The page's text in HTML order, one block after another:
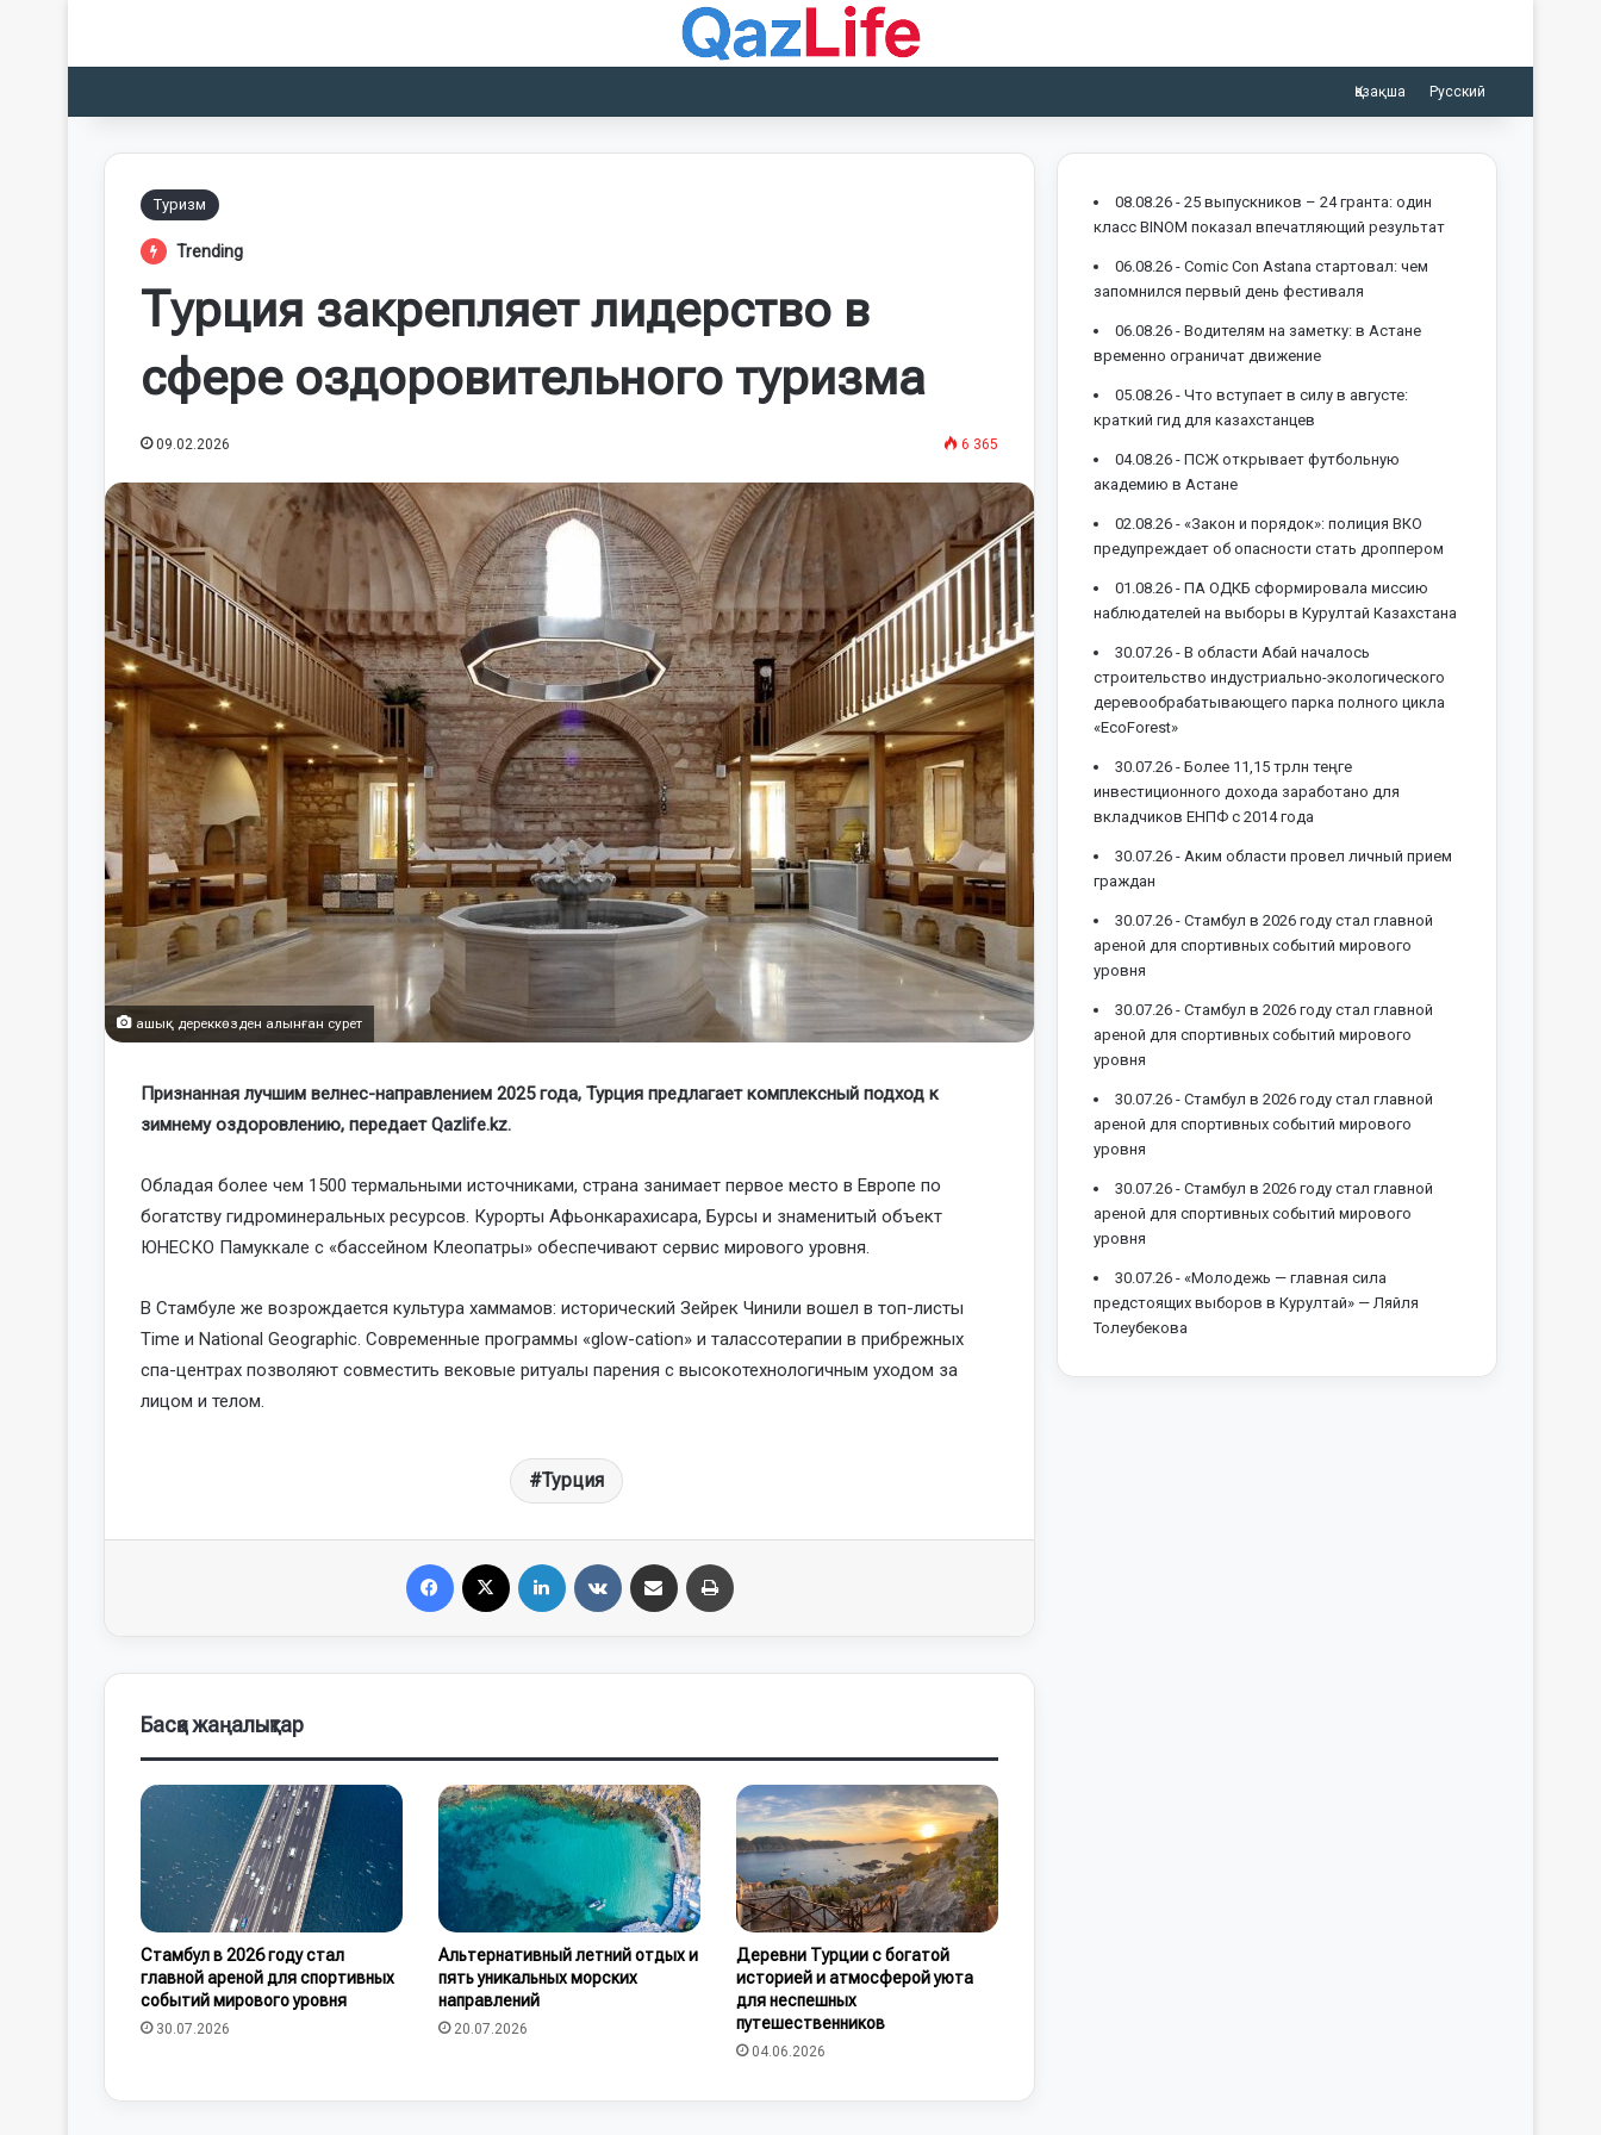
Қазақша Русский
Туризм
Trending
Турция закрепляет лидерство в
сфере оздоровительного туризма
09.02.2026 6 365
ашық дереккөзден алынған сурет
Признанная лучшим велнес-направлением 2025 года, Турция предлагает комплексный подход к
зимнему оздоровлению, передаетQazlife.kz.
Обладая более чем 1500 термальными источниками, страна занимает первое место в Европе по
богатству гидроминеральных ресурсов. Курорты Афьонкарахисара, Бурсы и знаменитый объект
ЮНЕСКО Памуккале с «бассейном Клеопатры» обеспечивают сервис мирового уровня.
В Стамбуле же возрождается культура хаммамов: исторический Зейрек Чинили вошел в топ-листы
Time и National Geographic. Современные программы «glow-cation» и талассотерапии в прибрежных
спа-центрах позволяют совместить вековые ритуалы парения с высокотехнологичным уходом за
лицом и телом.
Турция
Басқа жаңалықтар
Стамбул в 2026 году стал
главной ареной для спортивных
событий мирового уровня
30.07.2026
Альтернативный летний отдых и
пять уникальных морских
направлений
20.07.2026
Деревни Турции с богатой
историей и атмосферой уюта
для неспешных
путешественников
04.06.2026
08.08.26 -25 выпускников – 24 гранта: один
класс BINOM показал впечатляющий результат
06.08.26 -Comic Con Astana стартовал: чем
запомнился первый день фестиваля
06.08.26 -Водителям на заметку: в Астане
временно ограничат движение
05.08.26 -Что вступает в силу в августе:
краткий гид для казахстанцев
04.08.26 -ПСЖ открывает футбольную
академию в Астане
02.08.26 -«Закон и порядок»: полиция ВКО
предупреждает об опасности стать дроппером
01.08.26 -ПА ОДКБ сформировала миссию
наблюдателей на выборы в Курултай Казахстана
30.07.26 -В области Абай началось
строительство индустриально-экологического
деревообрабатывающего парка полного цикла
«EcoForest»
30.07.26 -Более 11,15 трлн теңге
инвестиционного дохода заработано для
вкладчиков ЕНПФ с 2014 года
30.07.26 - Аким области провел личный прием
граждан
30.07.26 -Стамбул в 2026 году стал главной
ареной для спортивных событий мирового
уровня
30.07.26 -Стамбул в 2026 году стал главной
ареной для спортивных событий мирового
уровня
30.07.26 -Стамбул в 2026 году стал главной
ареной для спортивных событий мирового
уровня
30.07.26 -Стамбул в 2026 году стал главной
ареной для спортивных событий мирового
уровня
30.07.26 -«Молодежь — главная сила
предстоящих выборов в Курултай» — Ляйля
Толеубекова